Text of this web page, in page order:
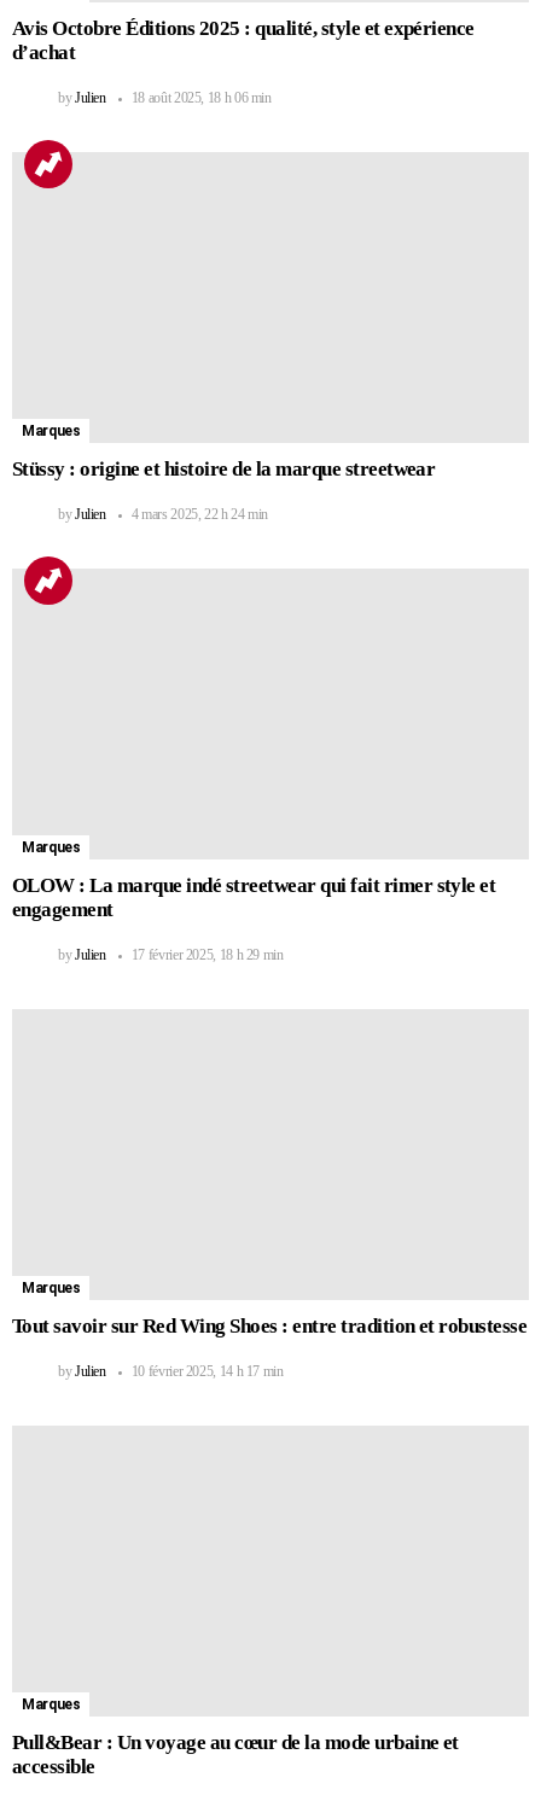
Avis Octobre Éditions 2025 : qualité, style et expérience
d’achat
byJulien 18 août 2025, 18 h 06 min
Marques
Stüssy : origine et histoire de la marque streetwear
byJulien 4 mars 2025, 22 h 24 min
Marques
OLOW : La marque indé streetwear qui fait rimer style et
engagement
byJulien 17 février 2025, 18 h 29 min
Marques
Tout savoir sur Red Wing Shoes : entre tradition et robustesse
byJulien 10 février 2025, 14 h 17 min
Marques
Pull&Bear : Un voyage au cœur de la mode urbaine et
accessible